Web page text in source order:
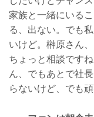
家族と一緒にいる
る、出ない。でも
いけど。榊原さん
ちょっと相談です
ん、でもあとで社
らないけど、でも頑